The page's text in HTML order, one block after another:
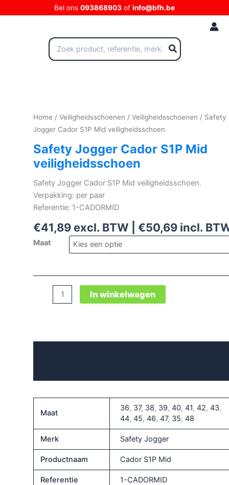
naar
Bel ons 093868903 of info@bfh.be
Zoeken
naar:
Home / Veiligheidsschoenen / Veiligheidsschoenen / Safety
Jogger Cador S1P Mid veiligheidsschoen
Safety Jogger Cador S1P Mid
veiligheidsschoen
Safety Jogger Cador S1P Mid veiligheidsschoen.
Verpakking: per paar
Referentie: 1-CADORMID
€41,89 excl. BTW | €50,69 incl.
Maat
Jogger
Mid
In winkelwagen
Maat
36, 37, 38, 39, 40, 41, 42, 43,
44, 45, 46, 47, 35, 48
Merk Safety Jogger
Productnaam Cador S1P Mid
Referentie 1-CADORMID